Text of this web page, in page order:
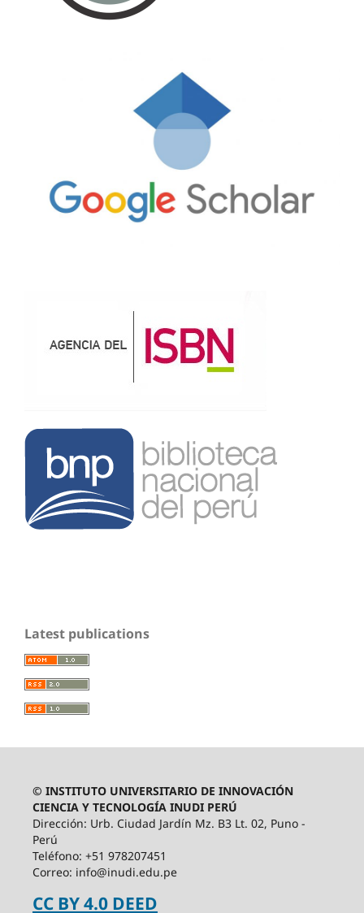
Latest publications
© INSTITUTO UNIVERSITARIO DE INNOVACIÓN
CIENCIA Y TECNOLOGÍA INUDI PERÚ
Dirección: Urb. Ciudad Jardín Mz. B3 Lt. 02, Puno -
Perú
Teléfono: +51 978207451
Correo: info@inudi.edu.pe
CC BY 4.0 DEED